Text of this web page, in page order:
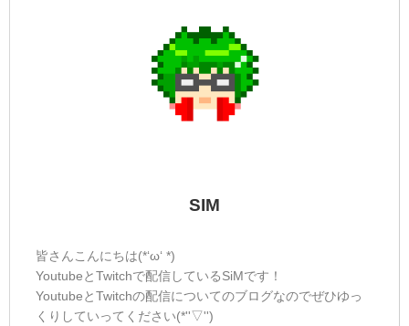
SIM
皆さんこんにちは(*‘ω‘ *)
YoutubeとTwitchで配信しているSiMです！
YoutubeとTwitchの配信についてのブログなのでぜひゆっ
くりしていってください(*''▽'')